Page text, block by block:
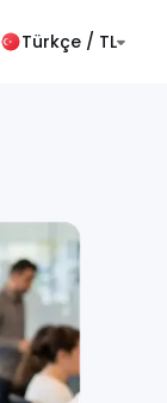
Türkçe / TL